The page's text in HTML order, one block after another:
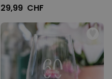
29,99 CHF